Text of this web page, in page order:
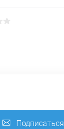
Подписаться